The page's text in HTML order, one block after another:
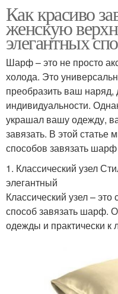
Как красиво
женскую
элегантных
Шарф – это не просто
холода. Это
преобразить ваш наряд,
индивидуальности.
украшал вашу одежду,
завязать. В этой
способов завязать
1. Классический узел
элегантный
Классический узел –
способ завязать шарф.
одежды и практически к